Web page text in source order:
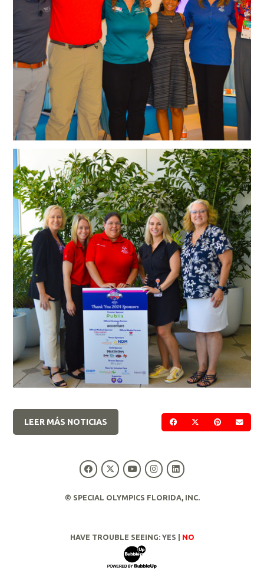
COMPARTIR EN
COMPARTIR EN
LEER MÁS NOTICIAS
© SPECIAL OLYMPICS FLORIDA, INC.
HAVE TROUBLE SEEING: YES NO